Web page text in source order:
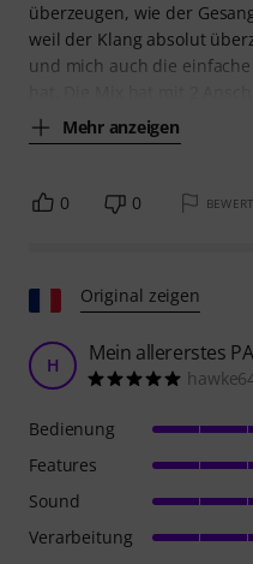
überzeugen, wie der
weil der Klang absolut
und mich auch die
Mehr anzeigen
0 0
Original zeigen
H Mein allererstes
Bedienung
Features
Sound
Verarbeitung